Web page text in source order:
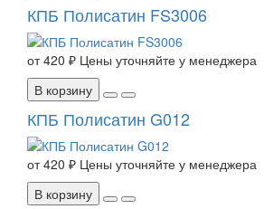
КПБ Полисатин FS3006
от 420 ₽ Цены уточняйте у менеджера
В корзину
КПБ Полисатин G012
от 420 ₽ Цены уточняйте у менеджера
В корзину